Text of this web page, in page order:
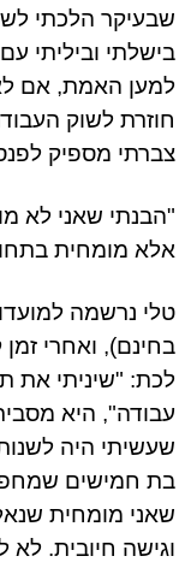
הלכתי
וביליתי
האמת, אם לא
לשוק
מספיק
שאני לא
מומחית
נרשמה
ואחרי זמן
"שיניתי את
היא
היה לשנות
חמישים
מומחית
חיובית. לא